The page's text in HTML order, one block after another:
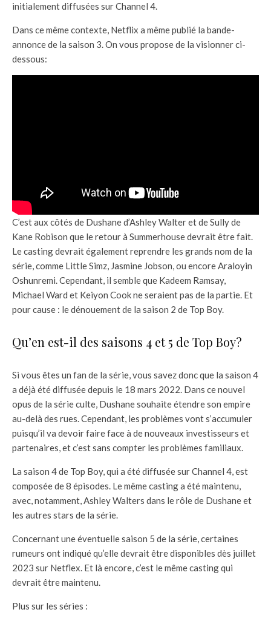
initialement diffusées sur Channel 4.
Dans ce même contexte, Netflix a même publié la bande-
annonce de la saison 3. On vous propose de la visionner ci-
dessous:
C’est aux côtés de Dushane d’Ashley Walter et de Sully de
Kane Robison que le retour à Summerhouse devrait être fait.
Le casting devrait également reprendre les grands nom de la
série, comme Little Simz, Jasmine Jobson, ou encore Araloyin
Oshunremi. Cependant, il semble que Kadeem Ramsay,
Michael Ward et Keiyon Cook ne seraient pas de la partie. Et
pour cause : le dénouement de la saison 2 de Top Boy.
Qu’en est-il des saisons 4 et 5 de Top Boy?
Si vous êtes un fan de la série, vous savez donc que la saison 4
a déjà été diffusée depuis le 18 mars 2022. Dans ce nouvel
opus de la série culte, Dushane souhaite étendre son empire
au-delà des rues. Cependant, les problèmes vont s’accumuler
puisqu’il va devoir faire face à de nouveaux investisseurs et
partenaires, et c’est sans compter les problèmes familiaux.
La saison 4 de Top Boy, qui a été diffusée sur Channel 4, est
composée de 8 épisodes. Le même casting a été maintenu,
avec, notamment, Ashley Walters dans le rôle de Dushane et
les autres stars de la série.
Concernant une éventuelle saison 5 de la série, certaines
rumeurs ont indiqué qu’elle devrait être disponibles dès juillet
2023 sur Netflex. Et là encore, c’est le même casting qui
devrait être maintenu.
Plus sur les séries :